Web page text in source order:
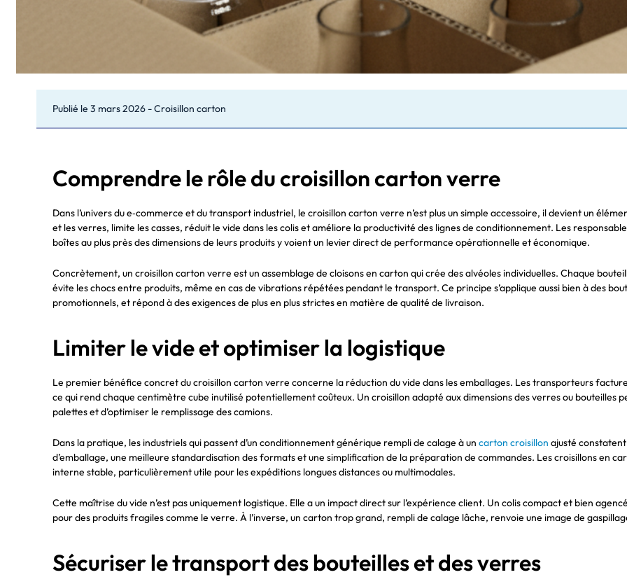
Publié le 3 mars 2026 -Croisillon carton
Comprendre le rôle du croisillon carton verre
Dans l’univers du e‑commerce et du transport industriel, le croisillon carton verre n’est plus un simple accessoire, il devient un
et les verres, limite les casses, réduit le vide dans les colis et améliore la productivité des lignes de conditionnement. Les
boîtes au plus près des dimensions de leurs produits y voient un levier direct de performance opérationnelle et économique.
Concrètement, un croisillon carton verre est un assemblage de cloisons en carton qui crée des alvéoles individuelles. Chaque
évite les chocs entre produits, même en cas de vibrations répétées pendant le transport. Ce principe s’applique aussi bien à des
promotionnels, et répond à des exigences de plus en plus strictes en matière de qualité de livraison.
Limiter le vide et optimiser la logistique
Le premier bénéfice concret du croisillon carton verre concerne la réduction du vide dans les emballages. Les transporteurs
ce qui rend chaque centimètre cube inutilisé potentiellement coûteux. Un croisillon adapté aux dimensions des verres ou bouteilles
palettes et d’optimiser le remplissage des camions.
Dans la pratique, les industriels qui passent d’un conditionnement générique rempli de calage à un carton croisillon ajusté
d’emballage, une meilleure standardisation des formats et une simplification de la préparation de commandes. Les croisillons en
interne stable, particulièrement utile pour les expéditions longues distances ou multimodales.
Cette maîtrise du vide n’est pas uniquement logistique. Elle a un impact direct sur l’expérience client. Un colis compact et bien
pour des produits fragiles comme le verre. À l’inverse, un carton trop grand, rempli de calage lâche, renvoie une image de
Sécuriser le transport des bouteilles et des verres